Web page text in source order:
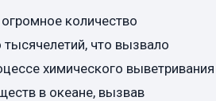
количество
что вызвало
химического выветривания
в океане, вызвав